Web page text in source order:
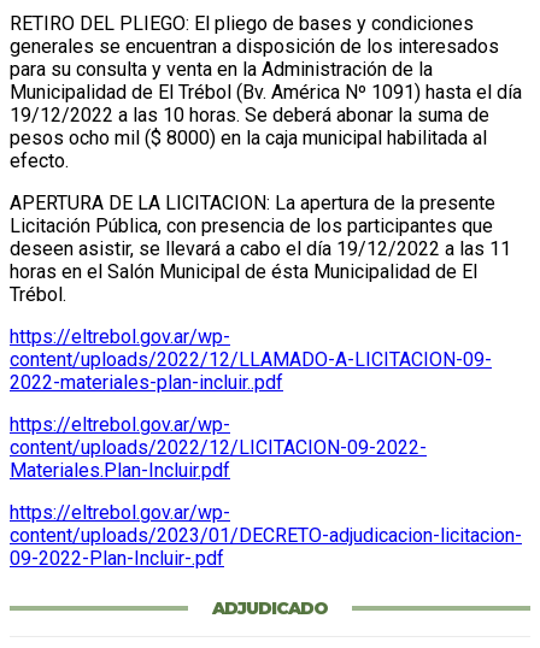
RETIRO DEL PLIEGO: El pliego de bases y condiciones
generales se encuentran a disposición de los interesados
para su consulta y venta en la Administración de la
Municipalidad de El Trébol (Bv. América Nº 1091) hasta el día
19/12/2022 a las 10 horas. Se deberá abonar la suma de
pesos ocho mil ($ 8000) en la caja municipal habilitada al
efecto.
APERTURA DE LA LICITACION: La apertura de la presente
Licitación Pública, con presencia de los participantes que
deseen asistir, se llevará a cabo el día 19/12/2022 a las 11
horas en el Salón Municipal de ésta Municipalidad de El
Trébol.
https://eltrebol.gov.ar/wp-
content/uploads/2022/12/LLAMADO-A-LICITACION-09-
2022-materiales-plan-incluir..pdf
https://eltrebol.gov.ar/wp-
content/uploads/2022/12/LICITACION-09-2022-
Materiales.Plan-Incluir.pdf
https://eltrebol.gov.ar/wp-
content/uploads/2023/01/DECRETO-adjudicacion-licitacion-
09-2022-Plan-Incluir-.pdf
ADJUDICADO